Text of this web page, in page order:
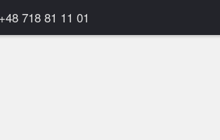
+48 718 81 11 01